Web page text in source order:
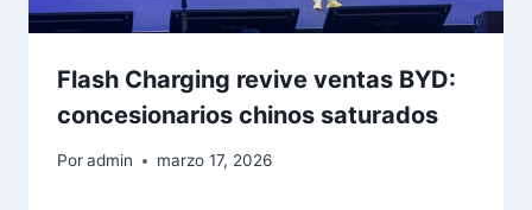
Flash Charging revive ventas BYD:
concesionarios chinos saturados
Poradmin marzo 17, 2026